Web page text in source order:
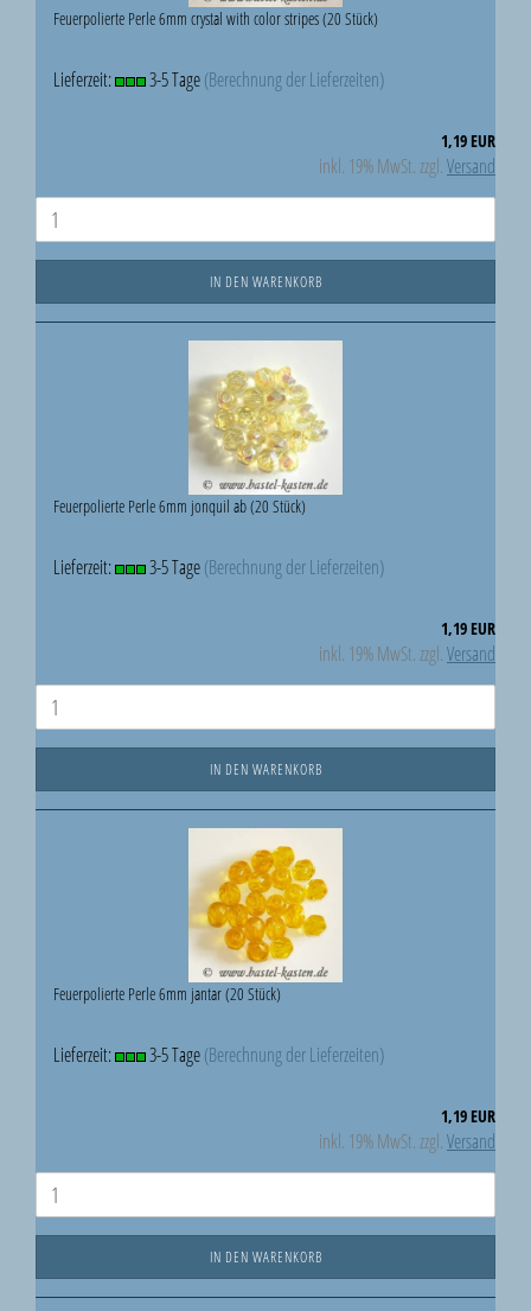
Feuerpolierte Perle 6mm crystal with color stripes (20 Stück)
Lieferzeit: 3-5 Tage(Berechnung der Lieferzeiten)
1,19 EUR
inkl. 19% MwSt. zzgl.Versand
IN DEN WARENKORB
Feuerpolierte Perle 6mm jonquil ab (20 Stück)
Lieferzeit: 3-5 Tage(Berechnung der Lieferzeiten)
1,19 EUR
inkl. 19% MwSt. zzgl.Versand
IN DEN WARENKORB
Feuerpolierte Perle 6mm jantar (20 Stück)
Lieferzeit: 3-5 Tage(Berechnung der Lieferzeiten)
1,19 EUR
inkl. 19% MwSt. zzgl.Versand
IN DEN WARENKORB